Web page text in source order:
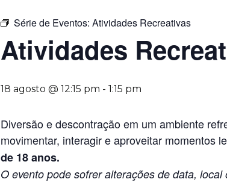
Série de Eventos: Atividades Recreativas
Atividades
18 agosto @ 12:15 pm - 1:15 pm
Diversão e descontração em um ambiente
movimentar, interagir e aproveitar momentos
de 18 anos.
O evento pode sofrer alterações de data,